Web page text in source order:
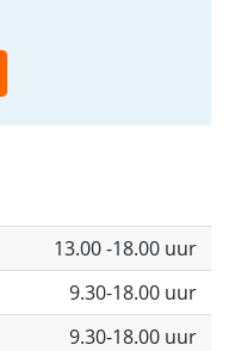
13.00 -18.00 uur
9.30-18.00 uur
9.30-18.00 uur